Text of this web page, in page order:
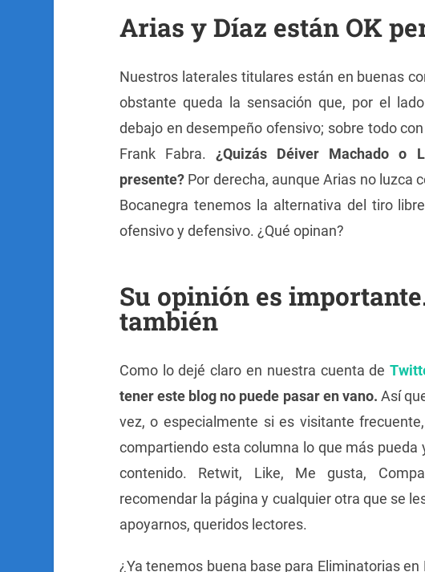
Arias y Díaz están OK
Nuestros laterales titulares están en buenas
obstante queda la sensación que, por el
debajo en desempeño ofensivo; sobre todo
Frank Fabra.¿Quizás Déiver Machado o
presente? Por derecha, aunque Arias no luzca
Bocanegra tenemos la alternativa del tiro
ofensivo y defensivo. ¿Qué opinan?
Su opinión es
también
Como lo dejé claro en nuestra cuenta de
tener este blog no puede pasar en vano. Así
vez, o especialmente si es visitante
compartiendo esta columna lo que más pueda
contenido. Retwit, Like, Me gusta,
recomendar la página y cualquier otra que se
apoyarnos, queridos lectores.
¿Ya tenemos buena base para Eliminatorias